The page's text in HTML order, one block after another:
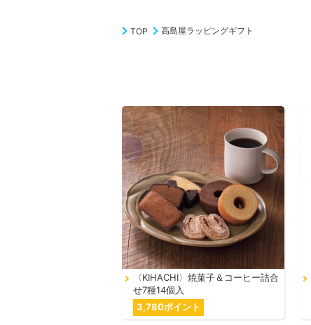
TOP 高島屋ラッピングギフト
〈KIHACHI〉焼菓子＆コーヒー詰合
せ7種14個入
3,780ポイント